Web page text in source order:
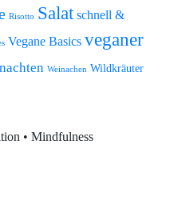
Risotto Salat schnell &
Vegane Basics veganer
Weinachen Wildkräuter
• Mindfulness